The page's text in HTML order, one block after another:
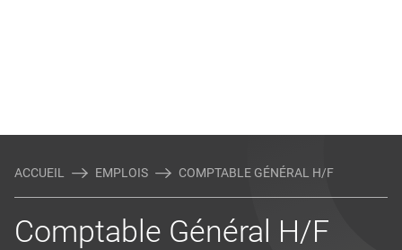
ACCUEIL EMPLOIS COMPTABLE GÉNÉRAL H/F
Comptable Général H/F